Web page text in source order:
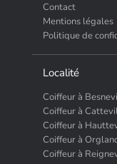
Contact
Mentions légales
Politique de
Localité
Coiffeur à
Coiffeur à
Coiffeur à
Coiffeur à
Coiffeur à